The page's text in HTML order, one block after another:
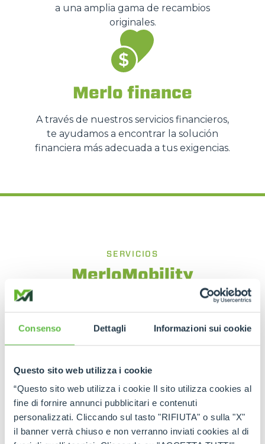
Consenso Dettagli Informazioni sui cookie
Questo sito web utilizza i cookie
“Questo sito web utilizza i cookie Il sito utilizza cookies al
fine di fornire annunci pubblicitari e contenuti
personalizzati. Cliccando sul tasto "RIFIUTA" o sulla "X"
il banner verrà chiuso e non verranno inviati cookies al di
a una amplia gama de recambios
originales.
Merlo finance
A través de nuestros servicios financieros,
te ayudamos a encontrar la solución
financiera más adecuada a tus exigencias.
SERVICIOS
MerloMobility
Informatiza, localiza y gestiona tu flota
propios telescópicos sean aún más inteligentes y
estén más conectados. El operador puede utilizar
integrada, optimizando la monitorización operativa
actividad.